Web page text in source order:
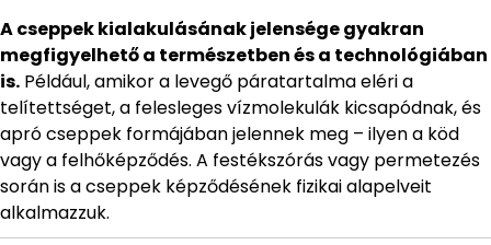
A cseppek kialakulásának jelensége gyakran
megfigyelhető a természetben és a technológiában
is. Például, amikor a levegő páratartalma eléri a
telítettséget, a felesleges vízmolekulák kicsapódnak, és
apró cseppek formájában jelennek meg – ilyen a köd
vagy a felhőképződés. A festékszórás vagy permetezés
során is a cseppek képződésének fizikai alapelveit
alkalmazzuk.